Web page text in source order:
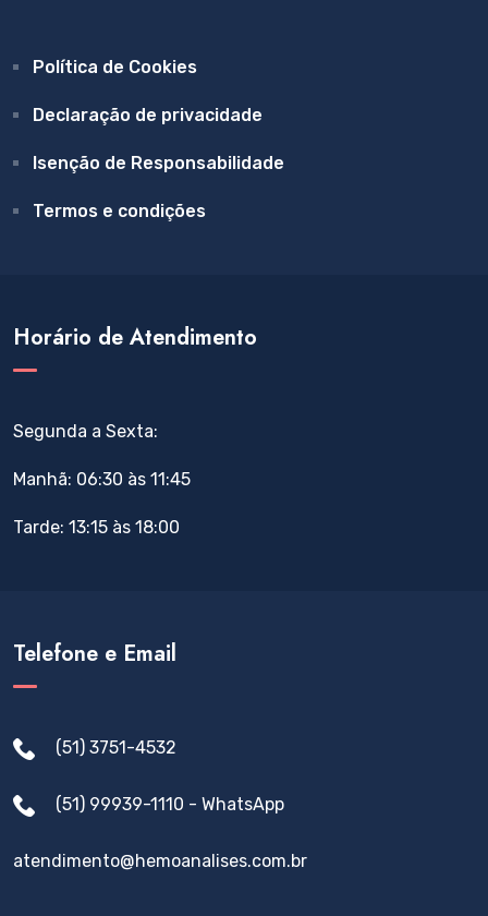
Política de Cookies
Declaração de privacidade
Isenção de Responsabilidade
Termos e condições
Horário de Atendimento
Segunda a Sexta:
Manhã: 06:30 às 11:45
Tarde: 13:15 às 18:00
Telefone e Email
(51) 3751-4532
(51) 99939-1110 - WhatsApp
atendimento@hemoanalises.com.br